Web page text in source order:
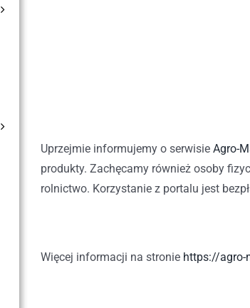
Uprzejmie informujemy o serwisie Agro-
produkty. Zachęcamy również osoby
rolnictwo. Korzystanie z portalu jest
Więcej informacji na stronie https://agro-